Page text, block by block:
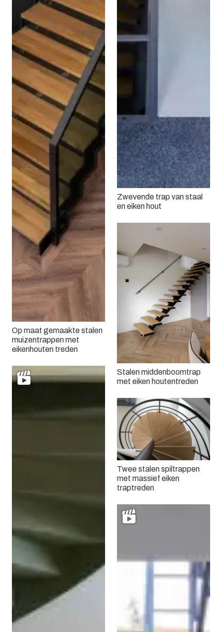
Op maat gemaakte stalen
muizentrappen met
eikenhouten treden
Zwevende trap van staal
en eiken hout
Stalen middenboomtrap
met eiken houtentreden
Twee stalen spiltrappen
met massief eiken
traptreden